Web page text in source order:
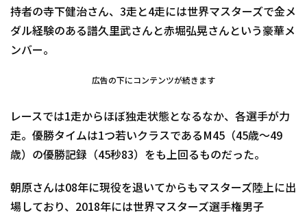
持者の寺下健治さん、3走と4走には世界マスターズで金メ
ダル経験のある譜久里武さんと赤堀弘晃さんという豪華メ
ンバー。
広告の下にコンテンツが続きます
レースでは1走からほぼ独走状態となるなか、各選手が力
走。優勝タイムは1つ若いクラスであるM45（45歳～49
歳）の優勝記録（45秒83）をも上回るものだった。
朝原さんは08年に現役を退いてからもマスターズ陸上に出
場しており、2018年には世界マスターズ選手権男子